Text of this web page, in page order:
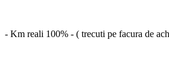
- Km reali 100% - ( trecuti pe facura de